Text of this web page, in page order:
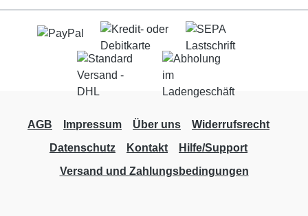
AGB Impressum Über uns
Widerrufsrecht
Datenschutz
Kontakt
Hilfe/Support
Versand und Zahlungsbedingungen